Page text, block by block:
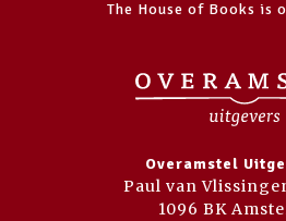
The House of Books is
Overamstel
Paul van
1096 BK